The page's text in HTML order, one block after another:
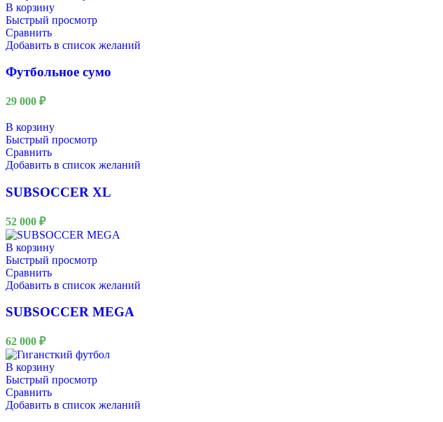
В корзину
Быстрый просмотр
Сравнить
Добавить в список желаний
Футбольное сумо
29 000 ₽
В корзину
Быстрый просмотр
Сравнить
Добавить в список желаний
SUBSOCCER XL
52 000 ₽
В корзину
Быстрый просмотр
Сравнить
Добавить в список желаний
SUBSOCCER MEGA
62 000 ₽
В корзину
Быстрый просмотр
Сравнить
Добавить в список желаний